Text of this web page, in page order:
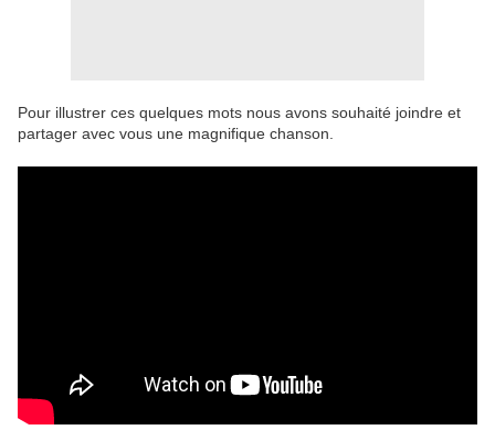
Pour illustrer ces quelques mots nous avons souhaité joindre et
partager avec vous une magnifique chanson.